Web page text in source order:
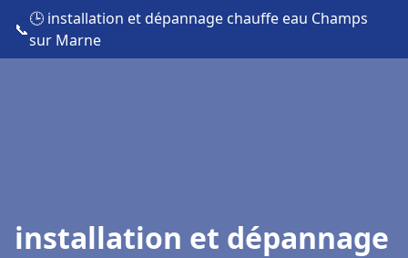
📞
🕒 installation et dépannage chauffe eau Champs
sur Marne
installation et dépannage